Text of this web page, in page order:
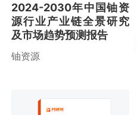
2024-2030年中国铀资
源行业产业链全景研究
及市场趋势预测报告
铀资源